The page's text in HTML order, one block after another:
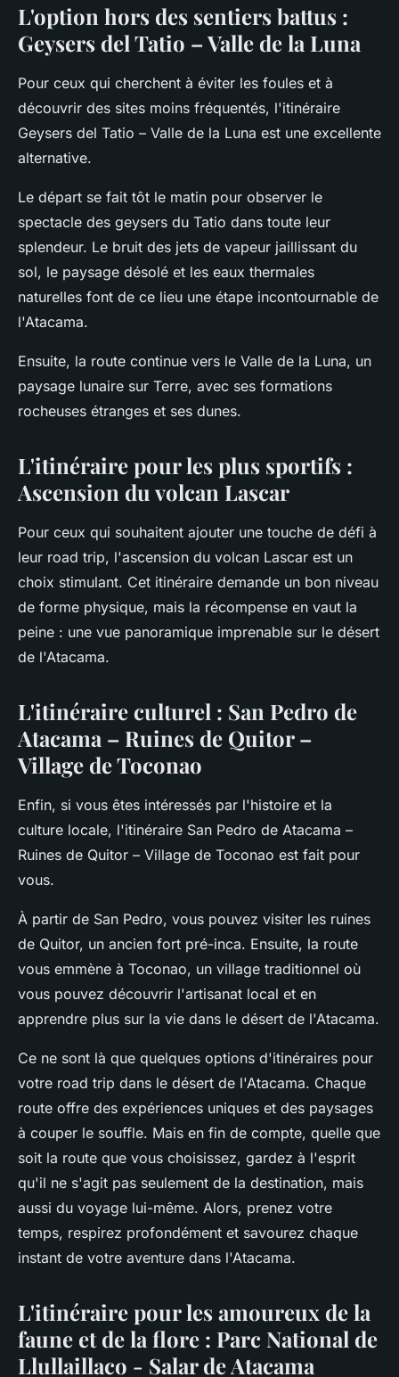
L'option hors des sentiers battus :
Geysers del Tatio – Valle de la Luna
Pour ceux qui cherchent à éviter les foules et à
découvrir des sites moins fréquentés, l'itinéraire
Geysers del Tatio – Valle de la Luna est une excellente
alternative.
Le départ se fait tôt le matin pour observer le
spectacle des geysers du Tatio dans toute leur
splendeur. Le bruit des jets de vapeur jaillissant du
sol, le paysage désolé et les eaux thermales
naturelles font de ce lieu une étape incontournable de
l'Atacama.
Ensuite, la route continue vers le Valle de la Luna, un
paysage lunaire sur Terre, avec ses formations
rocheuses étranges et ses dunes.
L'itinéraire pour les plus sportifs :
Ascension du volcan Lascar
Pour ceux qui souhaitent ajouter une touche de défi à
leur road trip, l'ascension du volcan Lascar est un
choix stimulant. Cet itinéraire demande un bon niveau
de forme physique, mais la récompense en vaut la
peine : une vue panoramique imprenable sur le désert
de l'Atacama.
L'itinéraire culturel : San Pedro de
Atacama – Ruines de Quitor –
Village de Toconao
Enfin, si vous êtes intéressés par l'histoire et la
culture locale, l'itinéraire San Pedro de Atacama –
Ruines de Quitor – Village de Toconao est fait pour
vous.
À partir de San Pedro, vous pouvez visiter les ruines
de Quitor, un ancien fort pré-inca. Ensuite, la route
vous emmène à Toconao, un village traditionnel où
vous pouvez découvrir l'artisanat local et en
apprendre plus sur la vie dans le désert de l'Atacama.
Ce ne sont là que quelques options d'itinéraires pour
votre road trip dans le désert de l'Atacama. Chaque
route offre des expériences uniques et des paysages
à couper le souffle. Mais en fin de compte, quelle que
soit la route que vous choisissez, gardez à l'esprit
qu'il ne s'agit pas seulement de la destination, mais
aussi du voyage lui-même. Alors, prenez votre
temps, respirez profondément et savourez chaque
instant de votre aventure dans l'Atacama.
L'itinéraire pour les amoureux de la
faune et de la flore : Parc National de
Llullaillaco - Salar de Atacama